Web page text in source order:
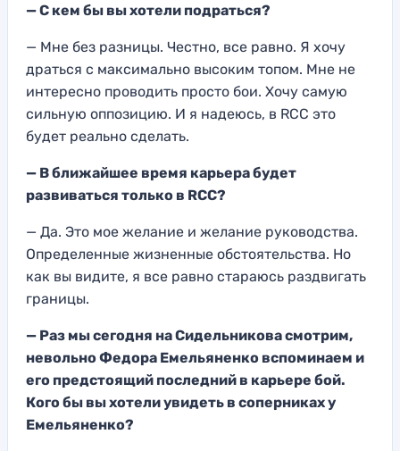
— С кем бы вы хотели подраться?
— Мне без разницы. Честно, все равно. Я хочу
драться с максимально высоким топом. Мне не
интересно проводить просто бои. Хочу самую
сильную оппозицию. И я надеюсь, в RCC это
будет реально сделать.
— В ближайшее время карьера будет
развиваться только в RCC?
— Да. Это мое желание и желание руководства.
Определенные жизненные обстоятельства. Но
как вы видите, я все равно стараюсь раздвигать
границы.
— Раз мы сегодня на Сидельникова смотрим,
невольно Федора Емельяненко вспоминаем и
его предстоящий последний в карьере бой.
Кого бы вы хотели увидеть в соперниках у
Емельяненко?